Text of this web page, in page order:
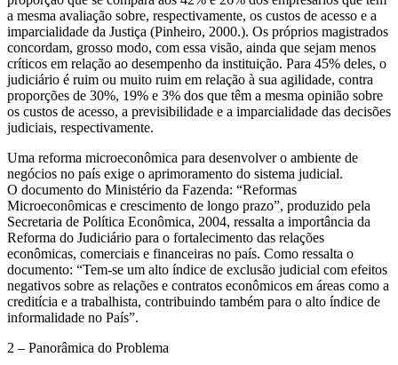
a mesma avaliação sobre, respectivamente, os custos de acesso e a
imparcialidade da Justiça (Pinheiro, 2000.). Os próprios magistrados
concordam, grosso modo, com essa visão, ainda que sejam menos
críticos em relação ao desempenho da instituição. Para 45% deles, o
judiciário é ruim ou muito ruim em relação à sua agilidade, contra
proporções de 30%, 19% e 3% dos que têm a mesma opinião sobre
os custos de acesso, a previsibilidade e a imparcialidade das decisões
judiciais, respectivamente.
Uma reforma microeconômica para desenvolver o ambiente de
negócios no país exige o aprimoramento do sistema judicial.
O documento do Ministério da Fazenda: “Reformas
Microeconômicas e crescimento de longo prazo”, produzido pela
Secretaria de Política Econômica, 2004, ressalta a importância da
Reforma do Judiciário para o fortalecimento das relações
econômicas, comerciais e financeiras no país. Como ressalta o
documento: “Tem-se um alto índice de exclusão judicial com efeitos
negativos sobre as relações e contratos econômicos em áreas como a
creditícia e a trabalhista, contribuindo também para o alto índice de
informalidade no País”.
2 – Panorâmica do Problema